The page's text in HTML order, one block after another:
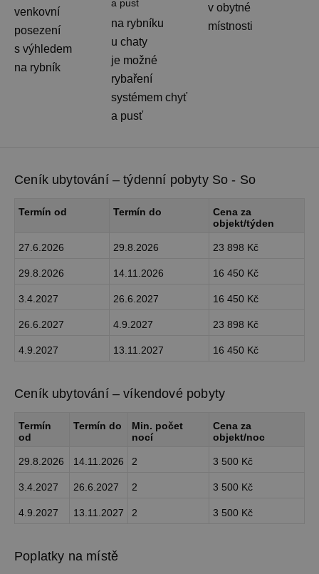
venkovní
posezení
s výhledem
na rybník
na rybníku
u chaty
je možné
rybaření
systémem chyť
a pusť
v obytné
místnosti
Ceník ubytování – týdenní pobyty So - So
Termín od Termín do
Cena za
objekt/týden
27.6.2026 29.8.2026 23 898 Kč
29.8.2026 14.11.2026 16 450 Kč
3.4.2027 26.6.2027 16 450 Kč
26.6.2027 4.9.2027 23 898 Kč
4.9.2027 13.11.2027 16 450 Kč
Ceník ubytování – víkendové pobyty
Termín
od
Termín do
Min. počet
nocí
Cena za
objekt/noc
29.8.2026 14.11.2026 2 3 500 Kč
3.4.2027 26.6.2027 2 3 500 Kč
4.9.2027 13.11.2027 2 3 500 Kč
Poplatky na místě